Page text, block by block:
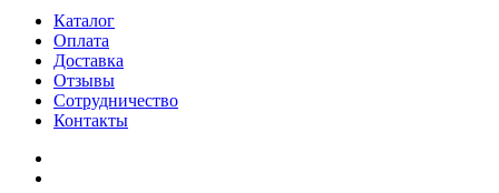
Каталог
Оплата
Доставка
Отзывы
Сотрудничество
Контакты